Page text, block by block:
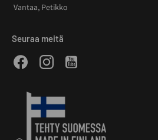
Vantaa, Petikko
Seuraa meitä
FacebookInstagramYoutube